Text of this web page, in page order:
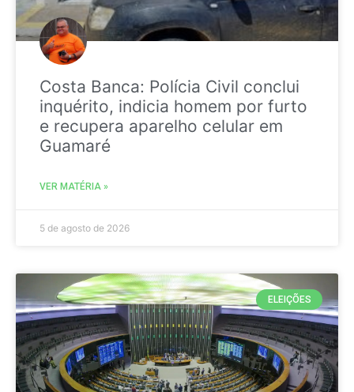
Costa Banca: Polícia Civil conclui
inquérito, indicia homem por furto
e recupera aparelho celular em
Guamaré
VER MATÉRIA »
5 de agosto de 2026
ELEIÇÕES